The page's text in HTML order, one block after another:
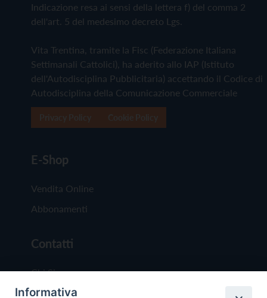
Indicazione resa ai sensi della lettera f) del comma 2
dell'art. 5 del medesimo decreto Lgs.
Vita Trentina, tramite la Fisc (Federazione Italiana
Settimanali Cattolici), ha aderito allo IAP (Istituto
dell'Autodisciplina Pubblicitaria) accettando il Codice di
Autodisciplina della Comunicazione Commerciale
E-Shop
Vendita Online
Abbonamenti
Contatti
Chi Siamo
Redazione
Informativa